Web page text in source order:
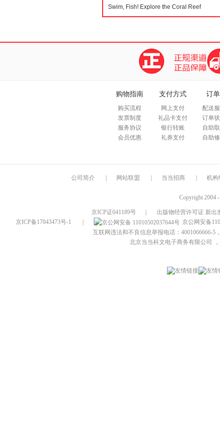
购物指南
购买流程
发票制度
服务协议
会员优惠
支付方式
网上支付
礼品卡支付
银行转账
礼券支付
订
配送
订单
自助
自助
公司简介 网站联盟 当当招商 机构
Copyright 2004
京ICP证041189号
出版物经营许可证 新出
京ICP备17043473号-1
京公网安备
互联网违法和不良信息举报电话：4001066666-5
北京当当科文电子商务有限公司